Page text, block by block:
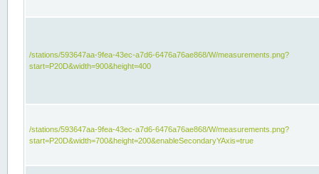
/stations/593647aa-9fea-43ec-a7d6-6476a76ae868/W/measurements.png?
start=P20D&width=900&height=400
/stations/593647aa-9fea-43ec-a7d6-6476a76ae868/W/measurements.png?
start=P20D&width=700&height=200&enableSecondaryYAxis=true